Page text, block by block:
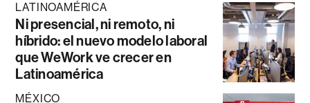
LATINOAMÉRICA
Ni presencial, ni remoto, ni
híbrido: el nuevo modelo laboral
que WeWork ve crecer en
Latinoamérica
MÉXICO